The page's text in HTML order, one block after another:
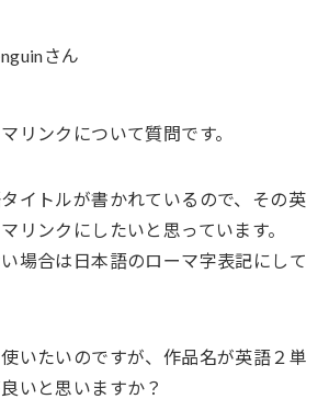
さん
リンクについて質問です。
イトルが書かれているので、その英
リンクにしたいと思っています。
場合は日本語のローマ字表記にして
いたいのですが、作品名が英語２単
いと思いますか？